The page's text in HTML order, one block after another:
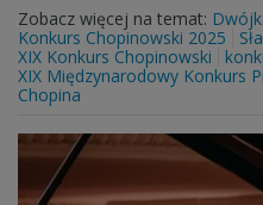
Zobacz więcej na temat:
Konkurs Chopinowski 2025
XIX Konkurs Chopinowski
XIX Międzynarodowy Konkurs
Chopina